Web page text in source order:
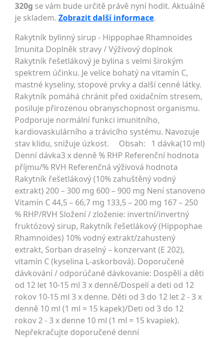
320g se vám bude určitě právě nyní hodit. Aktuálně
je skladem. Zobrazit další informace.
Rakytník bylinný sirup - Hippophae Rhamnoides
Imunita Doplněk stravy / Výživový doplnok
Rakytník řešetlákový je bylina s velmi širokým
spektrem účinku. Je velice bohatý na vitamín C,
mastné kyseliny, stopové prvky a další cenné látky.
Rakytník pomáhá chránit před oxidačním stresem,
posiluje přirozenou obranyschopnost organismu.
Podporuje normální funkci imunitního,
kardiovaskulárního a trávicího systému. Navozuje
stav klidu, snižuje úzkost. Obsah: 1 dávka(10 ml)
Denní dávka3 x denně % RHP Referenční hodnota
příjmu/% RVH Referenčná výživová hodnota
Rakytník řešetlákový (10% zahuštěný vodný
extrakt) 200 – 300 mg 600 – 900 mg Není stanoveno
Vitamín C 44,5 – 66,7 mg 133,5 – 200 mg 167 – 250
% RHP/RVH Složení / zloženie: invertní/invertný
fruktózový sirup, Rakytník řešetlákový (Hippophae
Rhamnoides) 10% vodný extrakt/zahustený
extrakt, Sorban draselný – konzervant (E 202),
vitamín C (kyselina L-askorbová). Doporučené
dávkování / odporúčané dávkovanie: Dospělí a děti
od 12 let 10-15 ml 3 x denně/Dospelí a deti od 12
rokov 10-15 ml 3 x denne. Děti od 3 do 12 let 2 - 3 x
denně 10 ml (1 ml = 15 kapek)/Deti od 3 do 12
rokov 2 - 3 x denne 10 ml (1 ml = 15 kvapiek).
Nepřekračujte doporučené denní